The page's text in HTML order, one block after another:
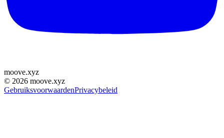
moove.xyz
© 2026 moove.xyz
GebruiksvoorwaardenPrivacybeleid